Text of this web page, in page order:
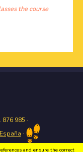
the course
876 985 ·
·
and ensure the correct